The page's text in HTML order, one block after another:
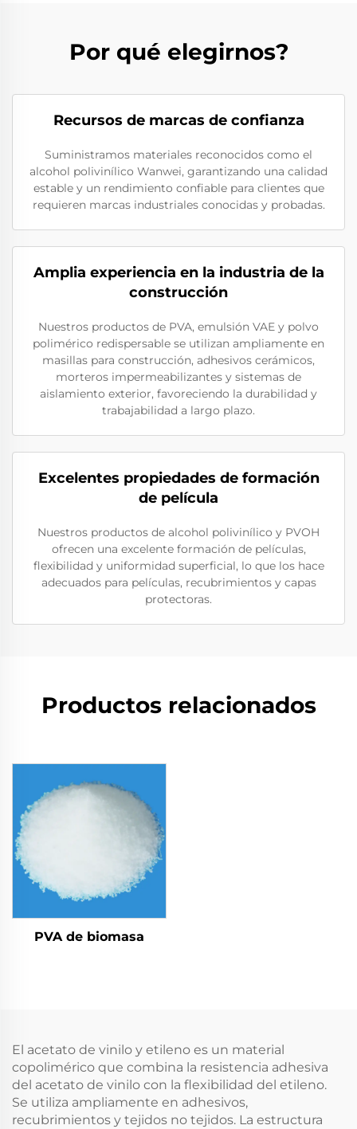
Por qué elegirnos?
Recursos de marcas de confianza
Suministramos materiales reconocidos como el
alcohol polivinílico Wanwei, garantizando una calidad
estable y un rendimiento confiable para clientes que
requieren marcas industriales conocidas y probadas.
Amplia experiencia en la industria de la
construcción
Nuestros productos de PVA, emulsión VAE y polvo
polimérico redispersable se utilizan ampliamente en
masillas para construcción, adhesivos cerámicos,
morteros impermeabilizantes y sistemas de
aislamiento exterior, favoreciendo la durabilidad y
trabajabilidad a largo plazo.
Excelentes propiedades de formación
de película
Nuestros productos de alcohol polivinílico y PVOH
ofrecen una excelente formación de películas,
flexibilidad y uniformidad superficial, lo que los hace
adecuados para películas, recubrimientos y capas
protectoras.
Productos relacionados
PVA de biomasa
El acetato de vinilo y etileno es un material
copolimérico que combina la resistencia adhesiva
del acetato de vinilo con la flexibilidad del etileno.
Se utiliza ampliamente en adhesivos,
recubrimientos y tejidos no tejidos. La estructura